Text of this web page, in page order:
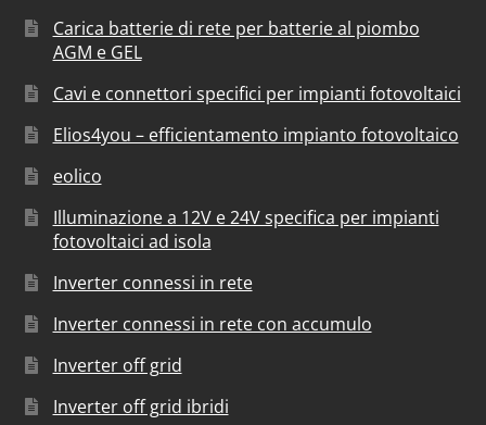
Carica batterie di rete per batterie al piombo
AGM e GEL
Cavi e connettori specifici per impianti fotovoltaici
Elios4you – efficientamento impianto fotovoltaico
eolico
Illuminazione a 12V e 24V specifica per impianti
fotovoltaici ad isola
Inverter connessi in rete
Inverter connessi in rete con accumulo
Inverter off grid
Inverter off grid ibridi